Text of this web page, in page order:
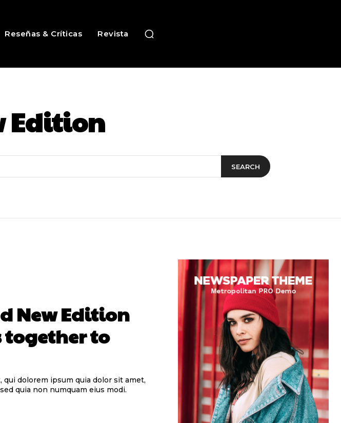
Reseñas & Críticas Revista
Edition
SEARCH
New Edition
together to
qui dolorem ipsum quia dolor sit amet,
quia non numquam eius modi.